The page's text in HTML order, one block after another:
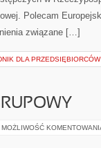
Polecam
związane […]
DLA PRZEDSIĘBIORCÓW
MOŻLIWOŚĆ